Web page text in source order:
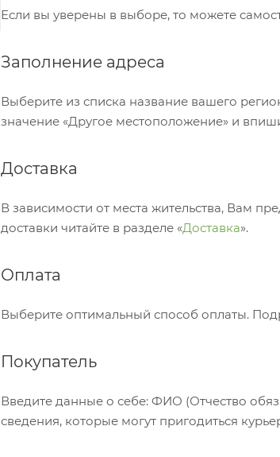
Если вы уверены в выборе, то можете
Заполнение адреса
Выберите из списка название вашего
значение «Другое местоположение» и
Доставка
В зависимости от места жительства, Вам
доставки читайте в разделе «Доставка».
Оплата
Выберите оптимальный способ оплаты.
Покупатель
Введите данные о себе: ФИО (Отчество
сведения, которые могут пригодиться